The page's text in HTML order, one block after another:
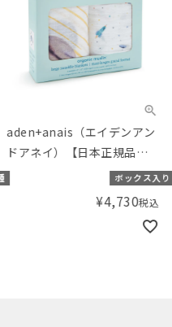
aden+anais（エイデンアン
ドアネイ）【日本正規品】
おくるみ2枚セット スペース
ボックス入り
¥4,730税込